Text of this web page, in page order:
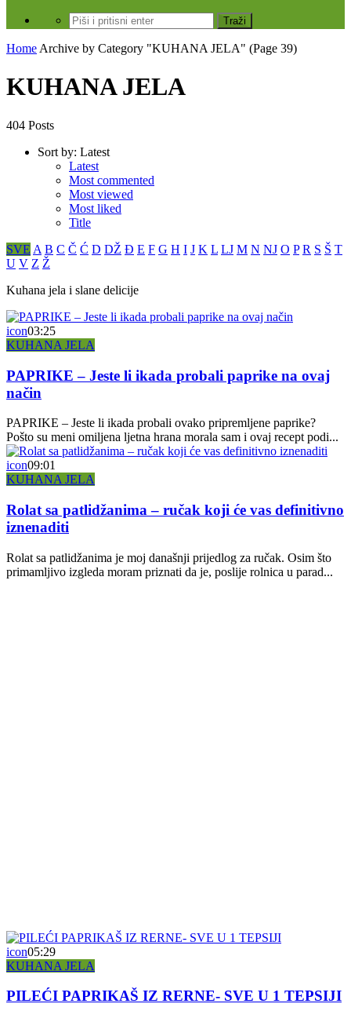
Home Archive by Category "KUHANA JELA" (Page 39)
KUHANA JELA
404 Posts
Sort by: Latest
Latest
Most commented
Most viewed
Most liked
Title
SVE A B C Č Ć D DŽ Đ E F G H I J K L LJ M N NJ O P R S Š T
U V Z Ž
Kuhana jela i slane delicije
icon03:25
KUHANA JELA
PAPRIKE – Jeste li ikada probali paprike na ovaj
način
PAPRIKE – Jeste li ikada probali ovako pripremljene paprike?
Pošto su meni omiljena ljetna hrana morala sam i ovaj recept podi...
icon09:01
KUHANA JELA
Rolat sa patlidžanima – ručak koji će vas definitivno
iznenaditi
Rolat sa patlidžanima je moj današnji prijedlog za ručak. Osim što
primamljivo izgleda moram priznati da je, poslije rolnica u parad...
icon05:29
KUHANA JELA
PILEĆI PAPRIKAŠ IZ RERNE- SVE U 1 TEPSIJI